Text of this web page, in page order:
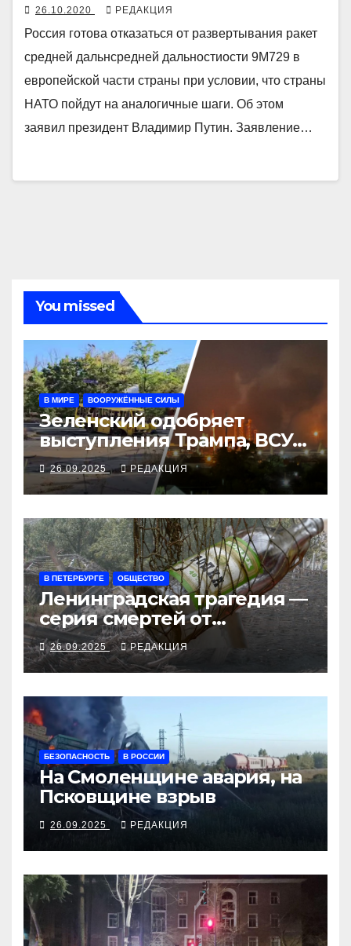
26.10.2020 РЕДАКЦИЯ
Россия готова отказаться от развертывания ракет
средней дальнсредней дальностиости 9М729 в
европейской части страны при условии, что страны
НАТО пойдут на аналогичные шаги. Об этом
заявил президент Владимир Путин. Заявление…
You missed
В МИРЕ ВООРУЖЁННЫЕ СИЛЫ
Зеленский одобряет
выступления Трампа, ВСУ
закрыли Добропольский
рубеж
26.09.2025 РЕДАКЦИЯ
В ПЕТЕРБУРГЕ ОБЩЕСТВО
Ленинградская трагедия —
серия смертей от
алкосуррогата
26.09.2025 РЕДАКЦИЯ
БЕЗОПАСНОСТЬ В РОССИИ
На Смоленщине авария, на
Псковщине взрыв
26.09.2025 РЕДАКЦИЯ